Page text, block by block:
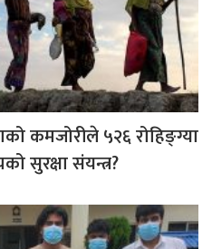
कमजोरीले ५२६ रोहिङ्ग्या
सुरक्षा संयन्त्र?